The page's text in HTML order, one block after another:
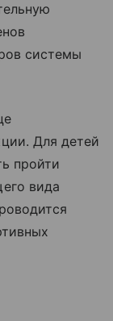
системы
Для детей
пройти
вида